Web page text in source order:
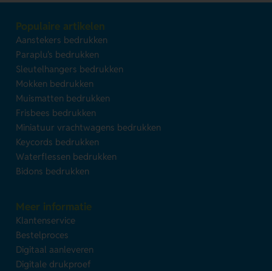
Populaire artikelen
Aanstekers bedrukken
Paraplu's bedrukken
Sleutelhangers bedrukken
Mokken bedrukken
Muismatten bedrukken
Frisbees bedrukken
Miniatuur vrachtwagens bedrukken
Keycords bedrukken
Waterflessen bedrukken
Bidons bedrukken
Meer informatie
Klantenservice
Bestelproces
Digitaal aanleveren
Digitale drukproef